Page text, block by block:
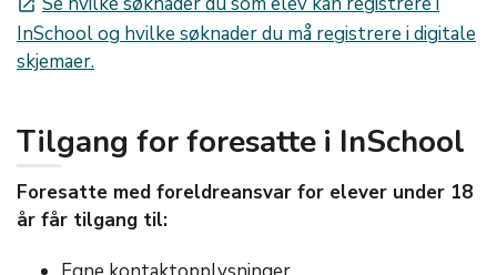
launch
InSchool og hvilke søknader du må registrere i digitale
skjemaer.
Tilgang for foresatte i InSchool
Foresatte med foreldreansvar for elever under 18
år får tilgang til: